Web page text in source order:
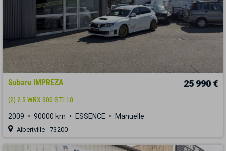
Subaru IMPREZA 25 990 €
(2) 2.5 WRX 300 STI 10
2009 90000 km ESSENCE Manuelle
Albertville - 73200